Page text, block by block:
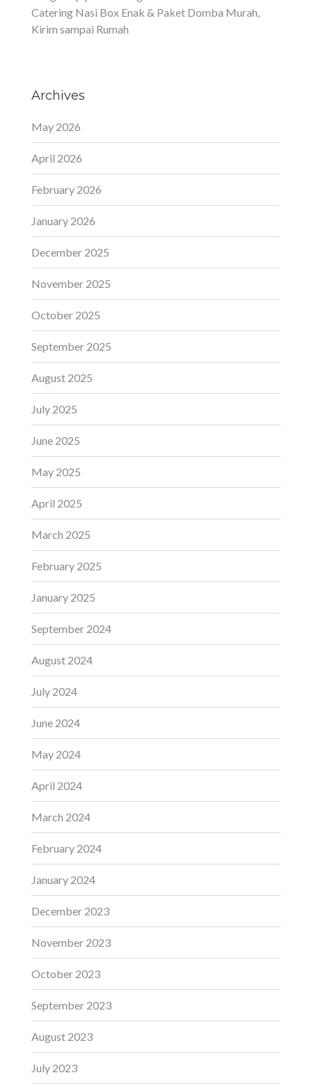
Catering Nasi Box Enak & Paket Domba Murah,
Kirim sampai Rumah
Archives
May 2026
April 2026
February 2026
January 2026
December 2025
November 2025
October 2025
September 2025
August 2025
July 2025
June 2025
May 2025
April 2025
March 2025
February 2025
January 2025
September 2024
August 2024
July 2024
June 2024
May 2024
April 2024
March 2024
February 2024
January 2024
December 2023
November 2023
October 2023
September 2023
August 2023
July 2023